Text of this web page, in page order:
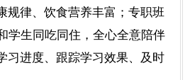
规律、饮食营养丰富；专职班
学生同吃同住，全心全意陪伴
习进度、跟踪学习效果、及时